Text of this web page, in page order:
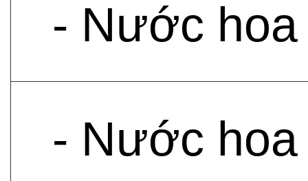
- Nước
- Nước